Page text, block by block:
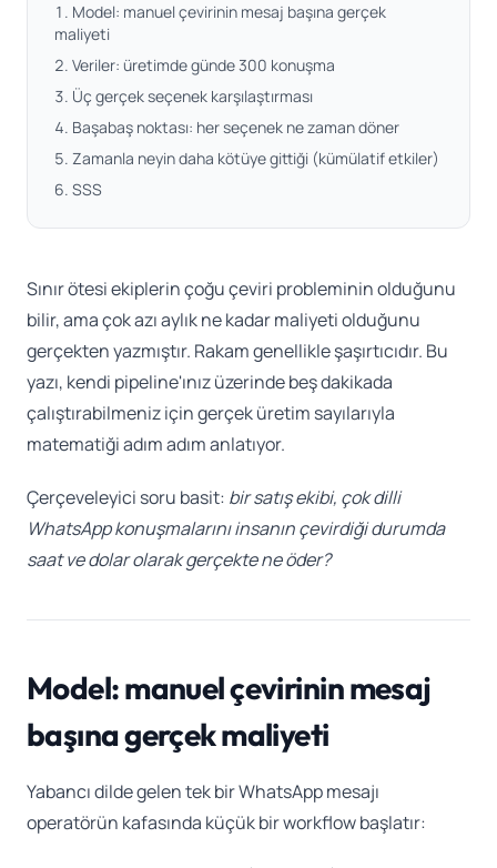
Model: manuel çevirinin mesaj başına gerçek
maliyeti
Veriler: üretimde günde 300 konuşma
Üç gerçek seçenek karşılaştırması
Başabaş noktası: her seçenek ne zaman döner
Zamanla neyin daha kötüye gittiği (kümülatif etkiler)
SSS
Sınır ötesi ekiplerin çoğu çeviri probleminin olduğunu
bilir, ama çok azı aylık ne kadar maliyeti olduğunu
gerçekten yazmıştır. Rakam genellikle şaşırtıcıdır. Bu
yazı, kendi pipeline'ınız üzerinde beş dakikada
çalıştırabilmeniz için gerçek üretim sayılarıyla
matematiği adım adım anlatıyor.
Çerçeveleyici soru basit: bir satış ekibi, çok dilli
WhatsApp konuşmalarını insanın çevirdiği durumda
saat ve dolar olarak gerçekte ne öder?
Model: manuel çevirinin mesaj
başına gerçek maliyeti
Yabancı dilde gelen tek bir WhatsApp mesajı
operatörün kafasında küçük bir workflow başlatır: